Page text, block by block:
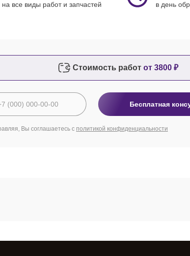
на все виды работ и запчастей в день
Стоимость работ от 3800 ₽
Бесплатная
Вы соглашаетесь с политикой конфиденциальности